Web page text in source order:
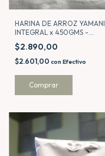
HARINA DE ARROZ YAMANI
INTEGRAL x 450GMS -
DICOMERE
$2.890,00
$2.601,00 con Efectivo